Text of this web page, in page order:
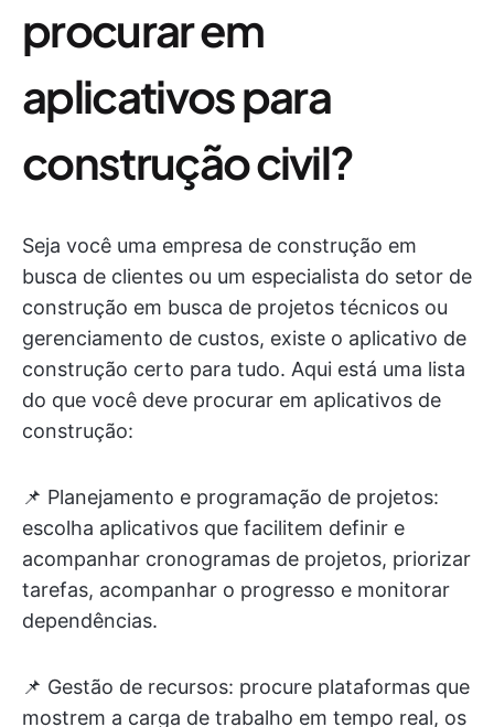
procurar em
aplicativos para
construção civil?
Seja você uma empresa de construção em
busca de clientes ou um especialista do setor de
construção em busca de projetos técnicos ou
gerenciamento de custos, existe o aplicativo de
construção certo para tudo. Aqui está uma lista
do que você deve procurar em aplicativos de
construção:
📌 Planejamento e programação de projetos:
escolha aplicativos que facilitem definir e
acompanhar cronogramas de projetos, priorizar
tarefas, acompanhar o progresso e monitorar
dependências.
📌 Gestão de recursos: procure plataformas que
mostrem a carga de trabalho em tempo real, os